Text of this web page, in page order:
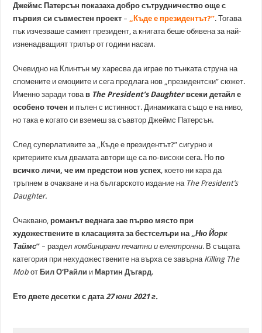
Джеймс Патерсън показаха добро сътрудничество още с
първия си съвместен проект – „Къде е президентът?”. Тогава
пък изчезваше самият президент, а книгата беше обявена за най-
изненадващият трилър от години насам.
Очевидно на Клинтън му харесва да играе по тънката струна на
спомените и емоциите и сега предлага нов „президентски” сюжет.
Именно заради товав The President’s Daughterвсеки детайл е
особено точен и пълен с истинност. Динамиката също е на ниво,
но така е когато си вземеш за съавтор Джеймс Патерсън.
След суперлативите за „Къде е президентът?” сигурно и
критериите към двамата автори ще са по-високи сега. Но по
всичко личи, че им предстои нов успех, което ни кара да
тръпнем в очакване и на българското издание на The President’s
Daughter.
Очаквано,романът веднага зае първо място при
художествените в класацията за бестселъри на „Ню Йорк
Таймс” – разделкомбинирани печатни и електронни. В същата
категория при нехудожествените на върха се завърна Killing The
Mob от Бил О‘Райли и Мартин Дъгард.
Ето двете десетки с дата27 юни 2021 г.